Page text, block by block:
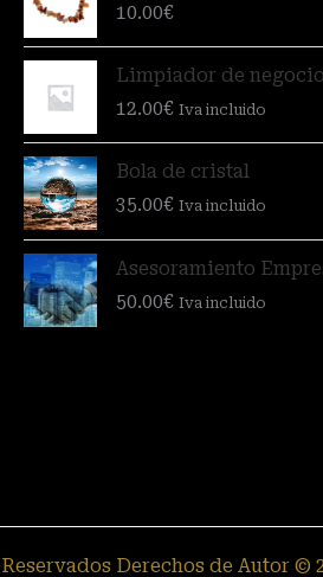
10.00€
Limpiador de
12.00€ Iva incluido
Bola de cristal
35.00€ Iva incluido
Asesoramiento
50.00€ Iva incluido
Reservados Derechos de Autor ©